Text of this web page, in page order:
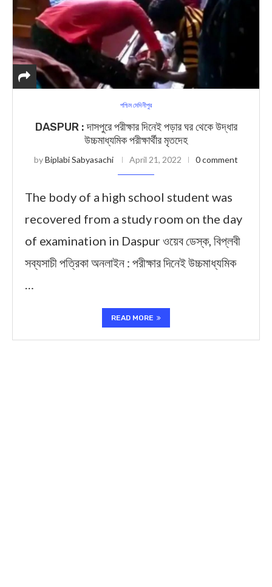
পশ্চিম মেদিনীপুর
DASPUR : দাসপুরে পরীক্ষার দিনেই পড়ার ঘর থেকে উদ্ধার
উচ্চমাধ্যমিক পরীক্ষার্থীর মৃতদেহ
byBiplabi Sabyasachi April 21, 2022 0 comment
The body of a high school student was
recovered from a study room on the day
of examination in Daspur ওয়েব ডেস্ক, বিপ্লবী
সব্যসাচী পত্রিকা অনলাইন : পরীক্ষার দিনেই উচ্চমাধ্যমিক
…
READ MORE